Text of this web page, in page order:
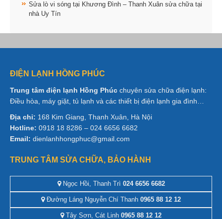
Sửa lò vi sóng tại Khương Đình – Thanh Xuân sửa chữa tại
nhà Uy Tín
ĐIỆN LẠNH HỒNG PHÚC
Trung tâm điện lạnh Hồng Phúc chuyên sửa chữa điện lạnh:
Điều hòa, máy giặt, tủ lạnh và các thiết bị điện lạnh gia đình…
Địa chỉ: 168 Kim Giang, Thanh Xuân, Hà Nội
Hotline: 0918 18 8286 – 024 6656 6682
Email: dienlanhhongphuc@gmail.com
TRUNG TÂM SỬA CHỮA, BẢO HÀNH
Ngọc Hồi, Thanh Trì 024 6656 6682
Đường Láng Nguyễn Chí Thanh 0965 88 12 12
Tây Sơn, Cát Linh 0965 88 12 12